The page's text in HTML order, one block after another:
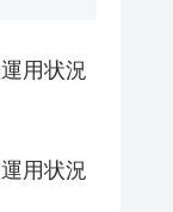
用状況
用状況